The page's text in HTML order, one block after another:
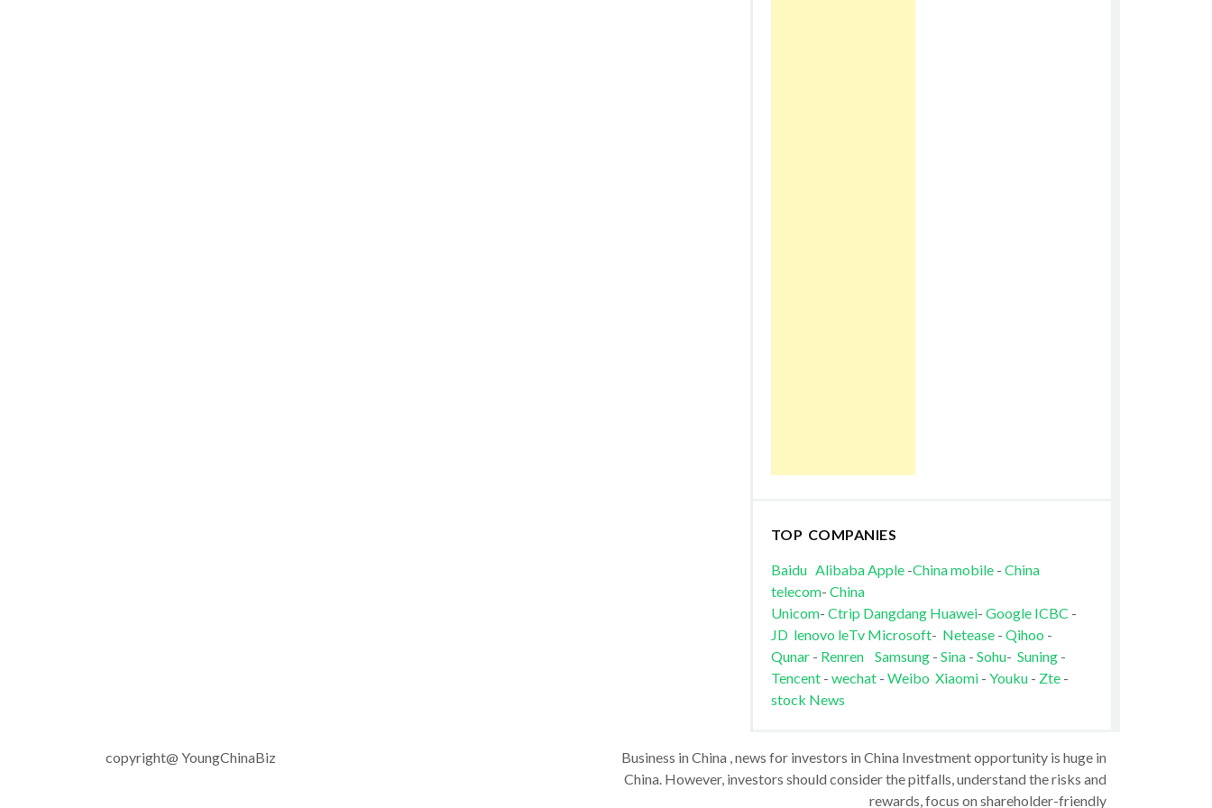
TOP COMPANIES
Baidu AlibabaApple-China mobile- China
telecom- China
Unicom- Ctrip Dangdang Huawei- Google ICBC -
JD lenovo leTv Microsoft- Netease- Qihoo -
Qunar- Renren Samsung- Sina- Sohu- Suning-
Tencent- wechat - Weibo Xiaomi- Youku - Zte-
stock News
copyright@ YoungChinaBiz
Business in China , news for investors in China Investment opportunity is huge in
China. However, investors should consider the pitfalls, understand the risks and
rewards, focus on shareholder-friendly